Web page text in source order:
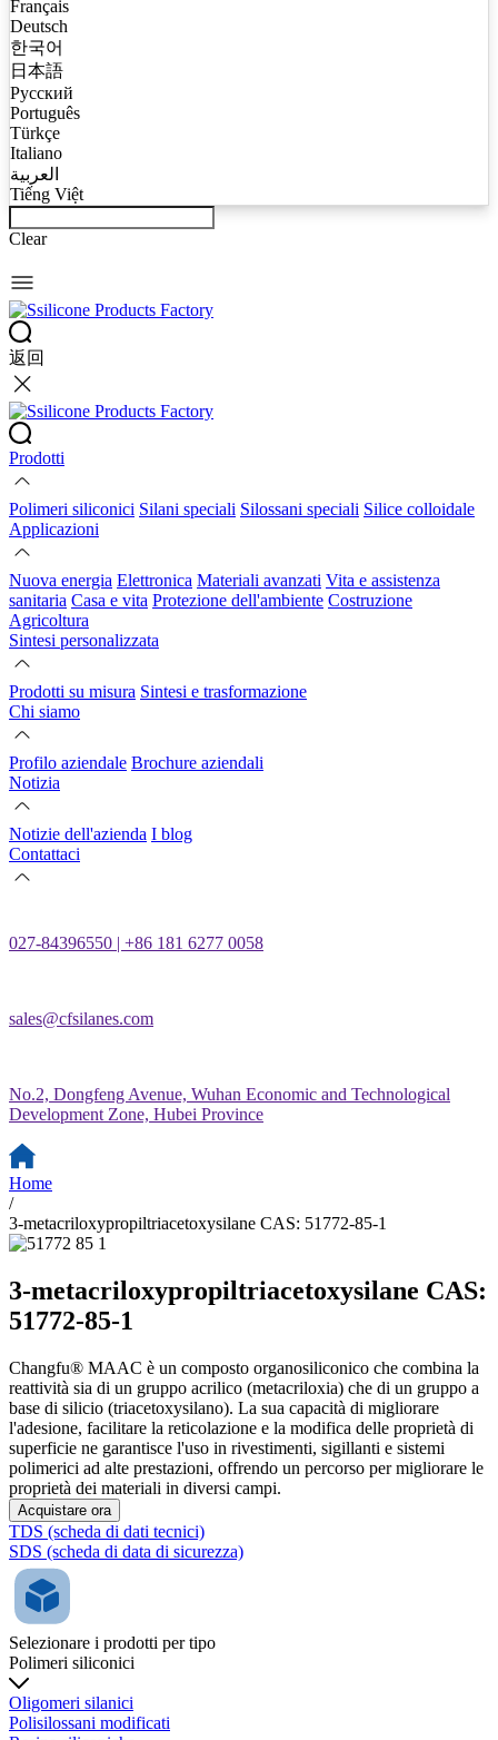
Français
Deutsch
한국어
日本語
Русский
Português
Türkçe
Italiano
العربية
Tiếng Việt
Clear
返回
Prodotti
Polimeri siliconici Silani speciali Silossani speciali Silice colloidale
Applicazioni
Nuova energia Elettronica Materiali avanzati Vita e assistenza
sanitaria Casa e vita Protezione dell'ambiente Costruzione
Agricoltura
Sintesi personalizzata
Prodotti su misura Sintesi e trasformazione
Chi siamo
Profilo aziendale Brochure aziendali
Notizia
Notizie dell'azienda I blog
Contattaci
027-84396550 | +86 181 6277 0058
sales@cfsilanes.com
No.2, Dongfeng Avenue, Wuhan Economic and Technological
Development Zone, Hubei Province
Home
/
3-metacriloxypropiltriacetoxysilane CAS: 51772-85-1
3-metacriloxypropiltriacetoxysilane CAS:
51772-85-1
Changfu® MAAC è un composto organosiliconico che combina la
reattività sia di un gruppo acrilico (metacriloxia) che di un gruppo a
base di silicio (triacetoxysilano). La sua capacità di migliorare
l'adesione, facilitare la reticolazione e la modifica delle proprietà di
superficie ne garantisce l'uso in rivestimenti, sigillanti e sistemi
polimerici ad alte prestazioni, offrendo un percorso per migliorare le
proprietà dei materiali in diversi campi.
Acquistare ora
TDS (scheda di dati tecnici)
SDS (scheda di data di sicurezza)
Selezionare i prodotti per tipo
Polimeri siliconici
Oligomeri silanici
Polisilossani modificati